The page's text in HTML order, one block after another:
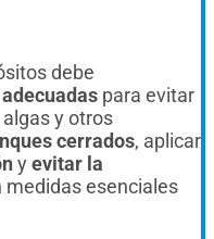
debe
para evitar
y otros
cerrados, aplicar
y evitar la
medidas esenciales